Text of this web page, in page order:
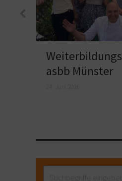
asbb Münster